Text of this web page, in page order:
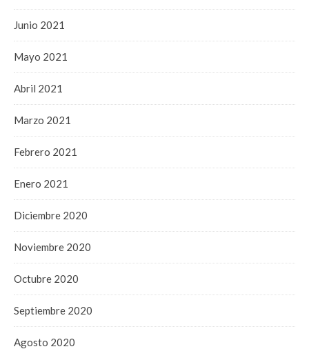
Junio 2021
Mayo 2021
Abril 2021
Marzo 2021
Febrero 2021
Enero 2021
Diciembre 2020
Noviembre 2020
Octubre 2020
Septiembre 2020
Agosto 2020